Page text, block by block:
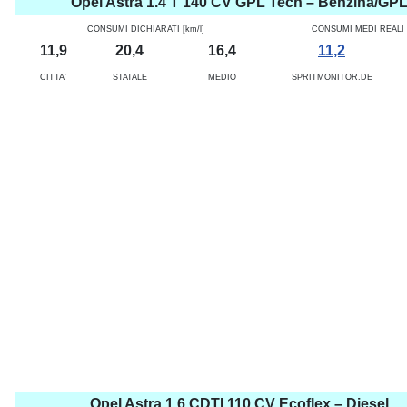
CONSUMI DICHIARATI [km/l] CONSUMI MEDI REALI
11,9 20,4 16,4 11,2
CITTA' STATALE MEDIO SPRITMONITOR.DE
Opel Astra 1.6 CDTI 110 CV Ecoflex – Diesel